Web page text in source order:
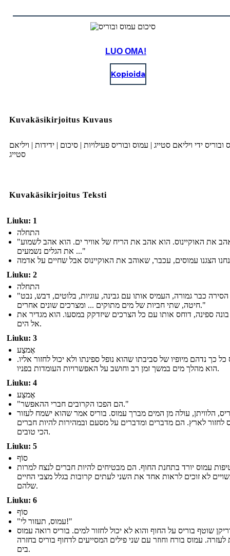
LUO OMA!
Kopioida
Kuvakäsikirjoitus Kuvaus
ובוריס ידי ויליאם סטייג | עמוס ובוריס פעילויות | סיכום | ידידות | ויליאם
סטייג
Kuvakäsikirjoitus Teksti
Liuku: 1
התחלה
"הוא אהב את האוקיינוס. הוא אהב את הריח של אוויר ים. הוא אהב לשמוע
את הגלים נשמעים ..."
Liuku: 2
התחלה
"כאשר הסירה כבר גמורה, העמיס אותו עם גבינה, עוגיות, בלוטים, דבש, נבט
חיטה, שתי חביות של מים מתוקים ... ומצרכים שונים אחרים."
ספינה, דוחס אותו עם כל הצרכים שיזדקק במסעו. הוא מגדיר את
אל הים.
Liuku: 3
אֶמצַע
כל כך נדהם מיופיו של סביבתו שהוא נופל ספינתו ולא יכול לחזור אליו.
הוא מהלך מים במשך זמן רב וחושב על האפשרויות העומדות בפניו.
Liuku: 4
אֶמצַע
"הם הפכו הקרובים חברי ההאפשר."
הלוויתן, עולה מן המים מברך עמוס. בוריס אמר שהוא ישמח לעזור
לחזור לארץ. הם מדברים ומדברים על מסעם ובמהירות להיות חברים
הכי טובים.
Liuku: 5
סוֹף
עמוס יורד בתחנת החוף. הם מבטיחים להיות חברים לנצח למרות
לא זוכים לראות אחד את השני לעתים קרובות בגלל מצבי החיים
שלהם.
Liuku: 6
סוֹף
"עמוס, תעזור לי!"
שוטף בוריס על החוף והוא לא יכול לחזור למים. בוריס רואה עמוס
לעזרה. עמוס בורח וחוזר עם שני פילים המסייעים לדחוף בוריס בחזרה
בים.